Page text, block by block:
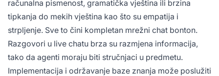
računalna pismenost, gramatička vještina ili brzina
tipkanja do mekih vještina kao što su empatija i
strpljenje. Sve to čini kompletan mrežni chat bonton.
Razgovori u live chatu brza su razmjena informacija,
tako da agenti moraju biti stručnjaci u predmetu.
Implementacija i održavanje baze znanja može poslužiti